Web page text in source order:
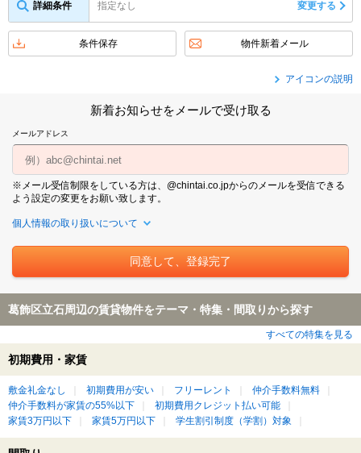
詳細条件 指定なし 変更する
条件保存 物件新着メール
アイコンの説明
新着お知らせをメールで受け取る
メールアドレス
※メール受信制限をしている方は、@chintai.co.jpからのメールを受信できる
よう設定の変更をお願い致します。
個人情報の取り扱いについて
葛飾区立石周辺の賃貸物件をテーマ・特集・間取りから探す
すべての特集を見る
初期費用・家賃
敷金礼金なし 初期費用が安い フリーレント
仲介手数料無料
仲介手数料が家賃の55%以下
初期費用クレジット払い可能
家賃3万円以下
家賃5万円以下 学生割引制度（学割）対象